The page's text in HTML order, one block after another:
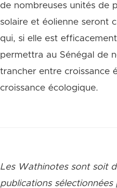
de nombreuses unités de
solaire et éolienne seront
qui, si elle est
permettra au Sénégal de
trancher entre croissance
croissance écologique.
Les Wathinotes sont soit
publications sélectionnées